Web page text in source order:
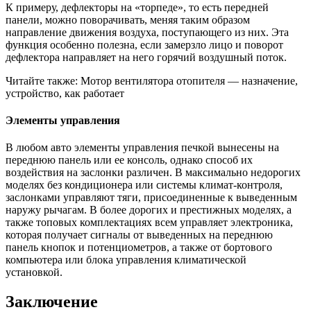
К примеру, дефлекторы на «торпеде», то есть передней
панели, можно поворачивать, меняя таким образом
направление движения воздуха, поступающего из них. Эта
функция особенно полезна, если замерзло лицо и поворот
дефлектора направляет на него горячий воздушный поток.
Читайте также: Мотор вентилятора отопителя — назначение,
устройство, как работает
Элементы управления
В любом авто элементы управления печкой вынесены на
переднюю панель или ее консоль, однако способ их
воздействия на заслонки различен. В максимально недорогих
моделях без кондиционера или системы климат-контроля,
заслонками управляют тяги, присоединенные к выведенным
наружу рычагам. В более дорогих и престижных моделях, а
также топовых комплектациях всем управляет электроника,
которая получает сигналы от выведенных на переднюю
панель кнопок и потенциометров, а также от бортового
компьютера или блока управления климатической
установкой.
Заключение